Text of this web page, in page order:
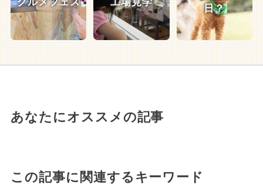
日？
あなたにオススメの記事
この記事に関連するキーワード